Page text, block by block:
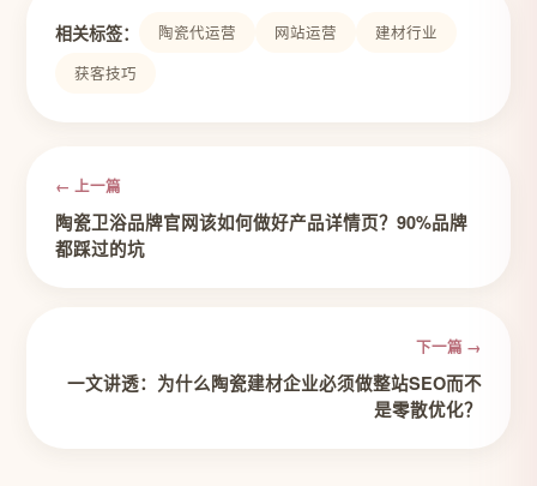
相关标签： 陶瓷代运营 网站运营
建材行业
获客技巧
← 上一篇
陶瓷卫浴品牌官网该如何做好产品详情页？90%品牌
都踩过的坑
下一篇 →
一文讲透：为什么陶瓷建材企业必须做整站SEO而不
是零散优化？